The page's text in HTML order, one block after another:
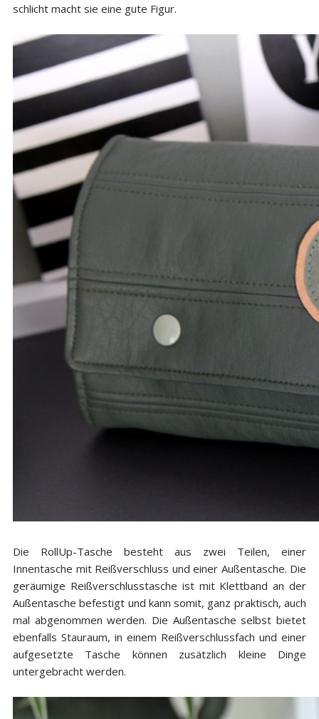
schlicht macht sie eine gute Figur.
Die RollUp-Tasche besteht aus zwei Teilen, einer
Innentasche mit Reißverschluss und einer Außentasche. Die
geräumige Reißverschlusstasche ist mit Klettband an der
Außentasche befestigt und kann somit, ganz praktisch, auch
mal abgenommen werden. Die Außentasche selbst bietet
ebenfalls Stauraum, in einem Reißverschlussfach und einer
aufgesetzte Tasche können zusätzlich kleine Dinge
untergebracht werden.